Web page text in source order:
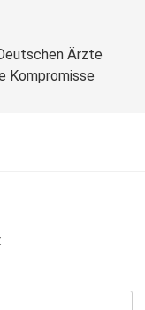
Ärzte
Kompromisse